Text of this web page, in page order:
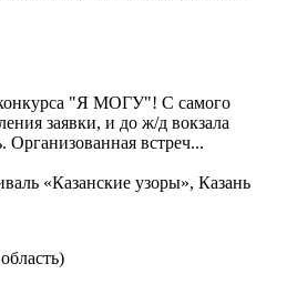
"Я МОГУ"! С самого
заявки, и до ж/д вокзала
Организованная встреч...
«Казанские узоры», Казань